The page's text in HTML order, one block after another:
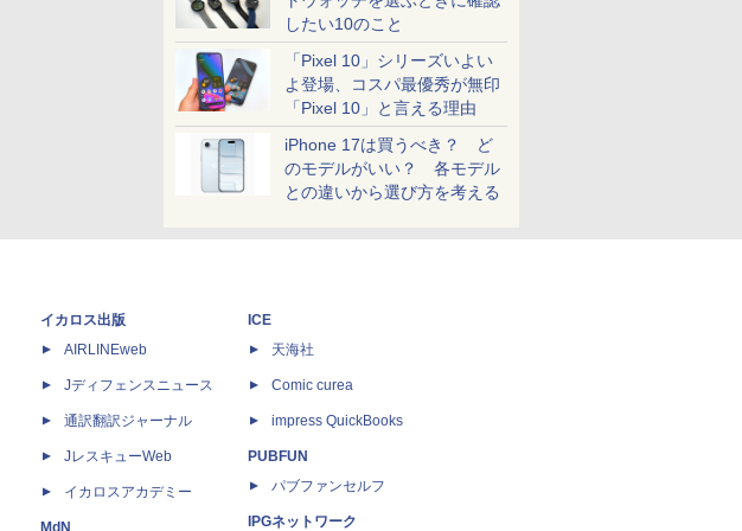
したい10のこと
「Pixel 10」シリーズいよい
よ登場、コスパ最優秀が無印
「Pixel 10」と言える理由
iPhone 17は買うべき？ ど
のモデルがいい？ 各モデル
との違いから選び方を考える
イカロス出版
AIRLINEweb
Jディフェンスニュース
通訳翻訳ジャーナル
JレスキューWeb
イカロスアカデミー
MdN
ICE
天海社
Comic curea
impress QuickBooks
PUBFUN
パブファンセルフ
IPGネットワーク